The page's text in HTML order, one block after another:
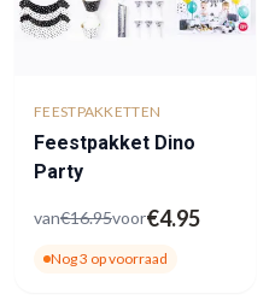
FEESTPAKKETTEN
Feestpakket Dino
Party
van€16.95voor€4.95
Nog3 op voorraad